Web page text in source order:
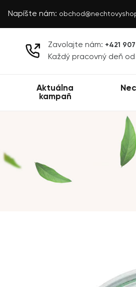
Napíšte nám:
Zavolajte nám: +421
Každý pracovný deň od
Aktuálna
kampaň